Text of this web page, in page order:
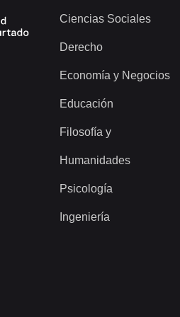
Ciencias Sociales
Derecho
Economía y Negocios
Educación
Filosofía y
Humanidades
Psicología
Ingeniería